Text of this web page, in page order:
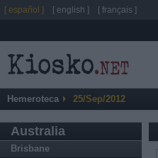
Hemeroteca 25/Sep/2012
Australia
Brisbane
[ español ] [ english ] [ français ]